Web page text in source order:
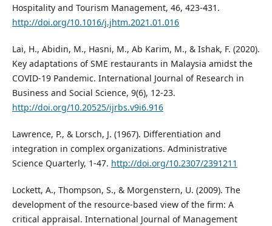
Hospitality and Tourism Management, 46, 423-431.
http://doi.org/10.1016/j.jhtm.2021.01.016
Lai, H., Abidin, M., Hasni, M., Ab Karim, M., & Ishak, F. (2020).
Key adaptations of SME restaurants in Malaysia amidst the
COVID-19 Pandemic. International Journal of Research in
Business and Social Science, 9(6), 12-23.
http://doi.org/10.20525/ijrbs.v9i6.916
Lawrence, P., & Lorsch, J. (1967). Differentiation and
integration in complex organizations. Administrative
Science Quarterly, 1-47. http://doi.org/10.2307/2391211
Lockett, A., Thompson, S., & Morgenstern, U. (2009). The
development of the resource‐based view of the firm: A
critical appraisal. International Journal of Management